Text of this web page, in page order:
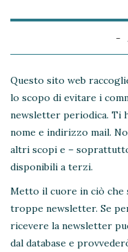
Questo sito web
lo scopo di evitare i
newsletter periodica. Ti
nome e indirizzo mail.
altri scopi e –
disponibili a terzi.
Metto il cuore in ciò che
troppe newsletter. Se
ricevere la newsletter
dal database e